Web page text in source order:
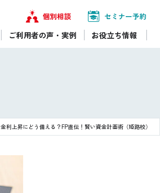
個別相談 セミナー予約
ご利用者の声・実例 お役立ち情報
金利上昇にどう備える？FP直伝！賢い資金計画術（姫路校）